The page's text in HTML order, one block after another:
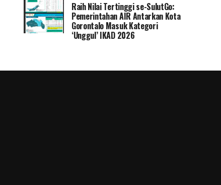
Raih Nilai Tertinggi se-SulutGo:
Pemerintahan AIR Antarkan Kota
Gorontalo Masuk Kategori
‘Unggul’ IKAD 2026